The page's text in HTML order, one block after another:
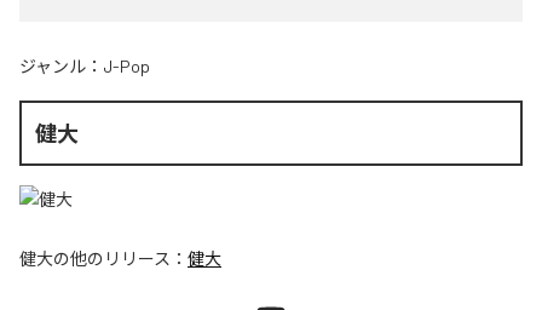
ジャンル： J-Pop
健大
健大の他のリリース： 健大